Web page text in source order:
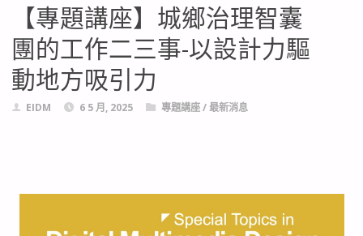
【專題講座】城鄉治理智囊
團的工作二三事-以設計力驅
動地方吸引力
EIDM 6 5 月, 2025 專題講座/最新消息